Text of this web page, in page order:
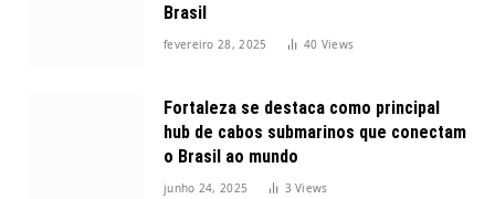
Brasil
fevereiro 28, 2025 40 Views
Fortaleza se destaca como principal
hub de cabos submarinos que conectam
o Brasil ao mundo
junho 24, 2025 3Views